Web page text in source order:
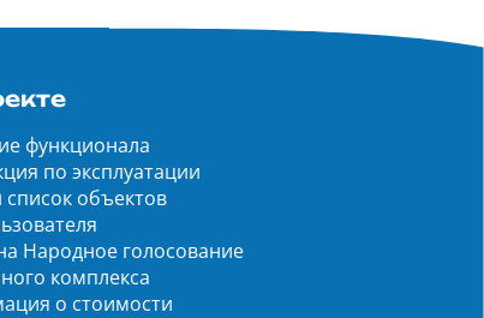
функционала
по эксплуатации
объектов
Народное голосование
комплекса
о стоимости